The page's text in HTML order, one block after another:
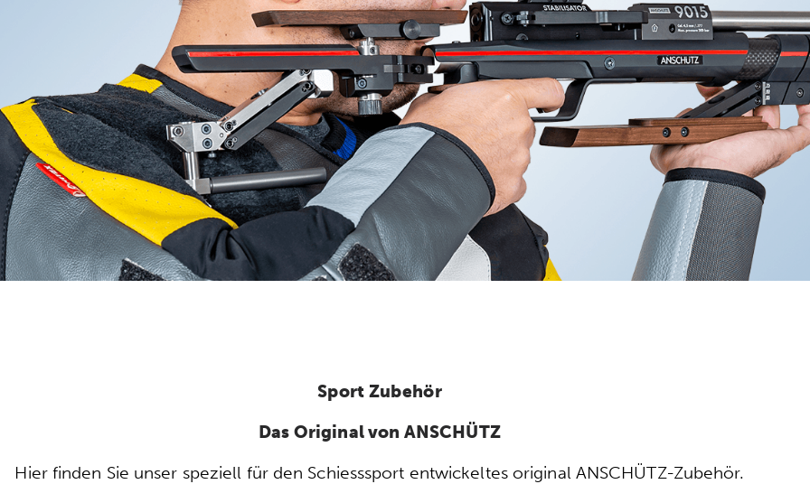
Sport Zubehör
Das Original von ANSCHÜTZ
Hier finden Sie unser speziell für den Schiesssport entwickeltes original ANSCHÜTZ-Zubehör.